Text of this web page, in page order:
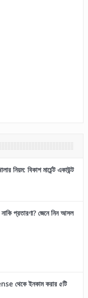
নিয়ম: বিকাশ মার্চেন্ট একাউন্ট
প্রতারণা? জেনে নিন আসল
থেকে ইনকাম করার ৫টি